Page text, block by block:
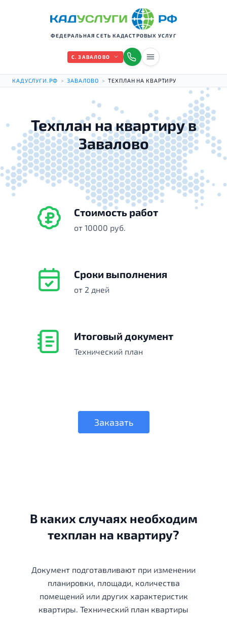
ФЕДЕРАЛЬНАЯ СЕТЬ КАДАСТРОВЫХ УСЛУГ
С. ЗАВАЛОВО
КАДУСЛУГИ.РФ > ЗАВАЛОВО > ТЕХПЛАН НА КВАРТИРУ
Техплан на квартиру в
Завалово
Стоимость работ
от 10000 руб.
Сроки выполнения
от 2 дней
Итоговый документ
Технический план
Заказать
В каких случаях необходим
техплан на квартиру?
Документ подготавливают при изменении
планировки, площади, количества
помещений или других характеристик
квартиры. Технический план квартиры